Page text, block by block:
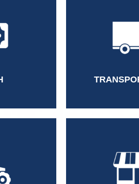
Analysis
Country
Customer
Gerente de
Gerente de